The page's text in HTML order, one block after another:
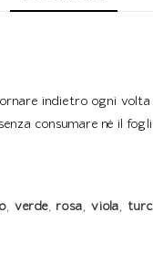
indietro ogni volta
consumare né il
,verde,rosa,viola,